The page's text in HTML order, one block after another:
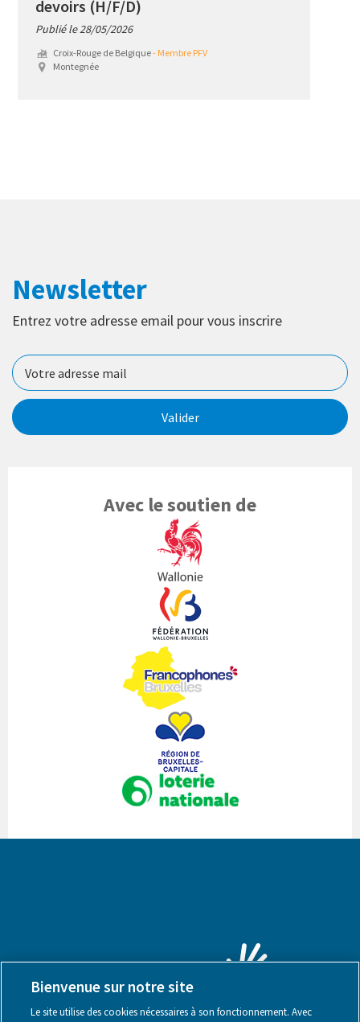
devoirs (H/F/D)
Publié le 28/05/2026
Croix-Rouge de Belgique- Membre PFV
Montegnée
Newsletter
Entrez votre adresse email pour vous inscrire
Valider
Avec le soutien de
Bienvenue sur notre site
Le site utilise des cookies nécessaires à son fonctionnement. Avec